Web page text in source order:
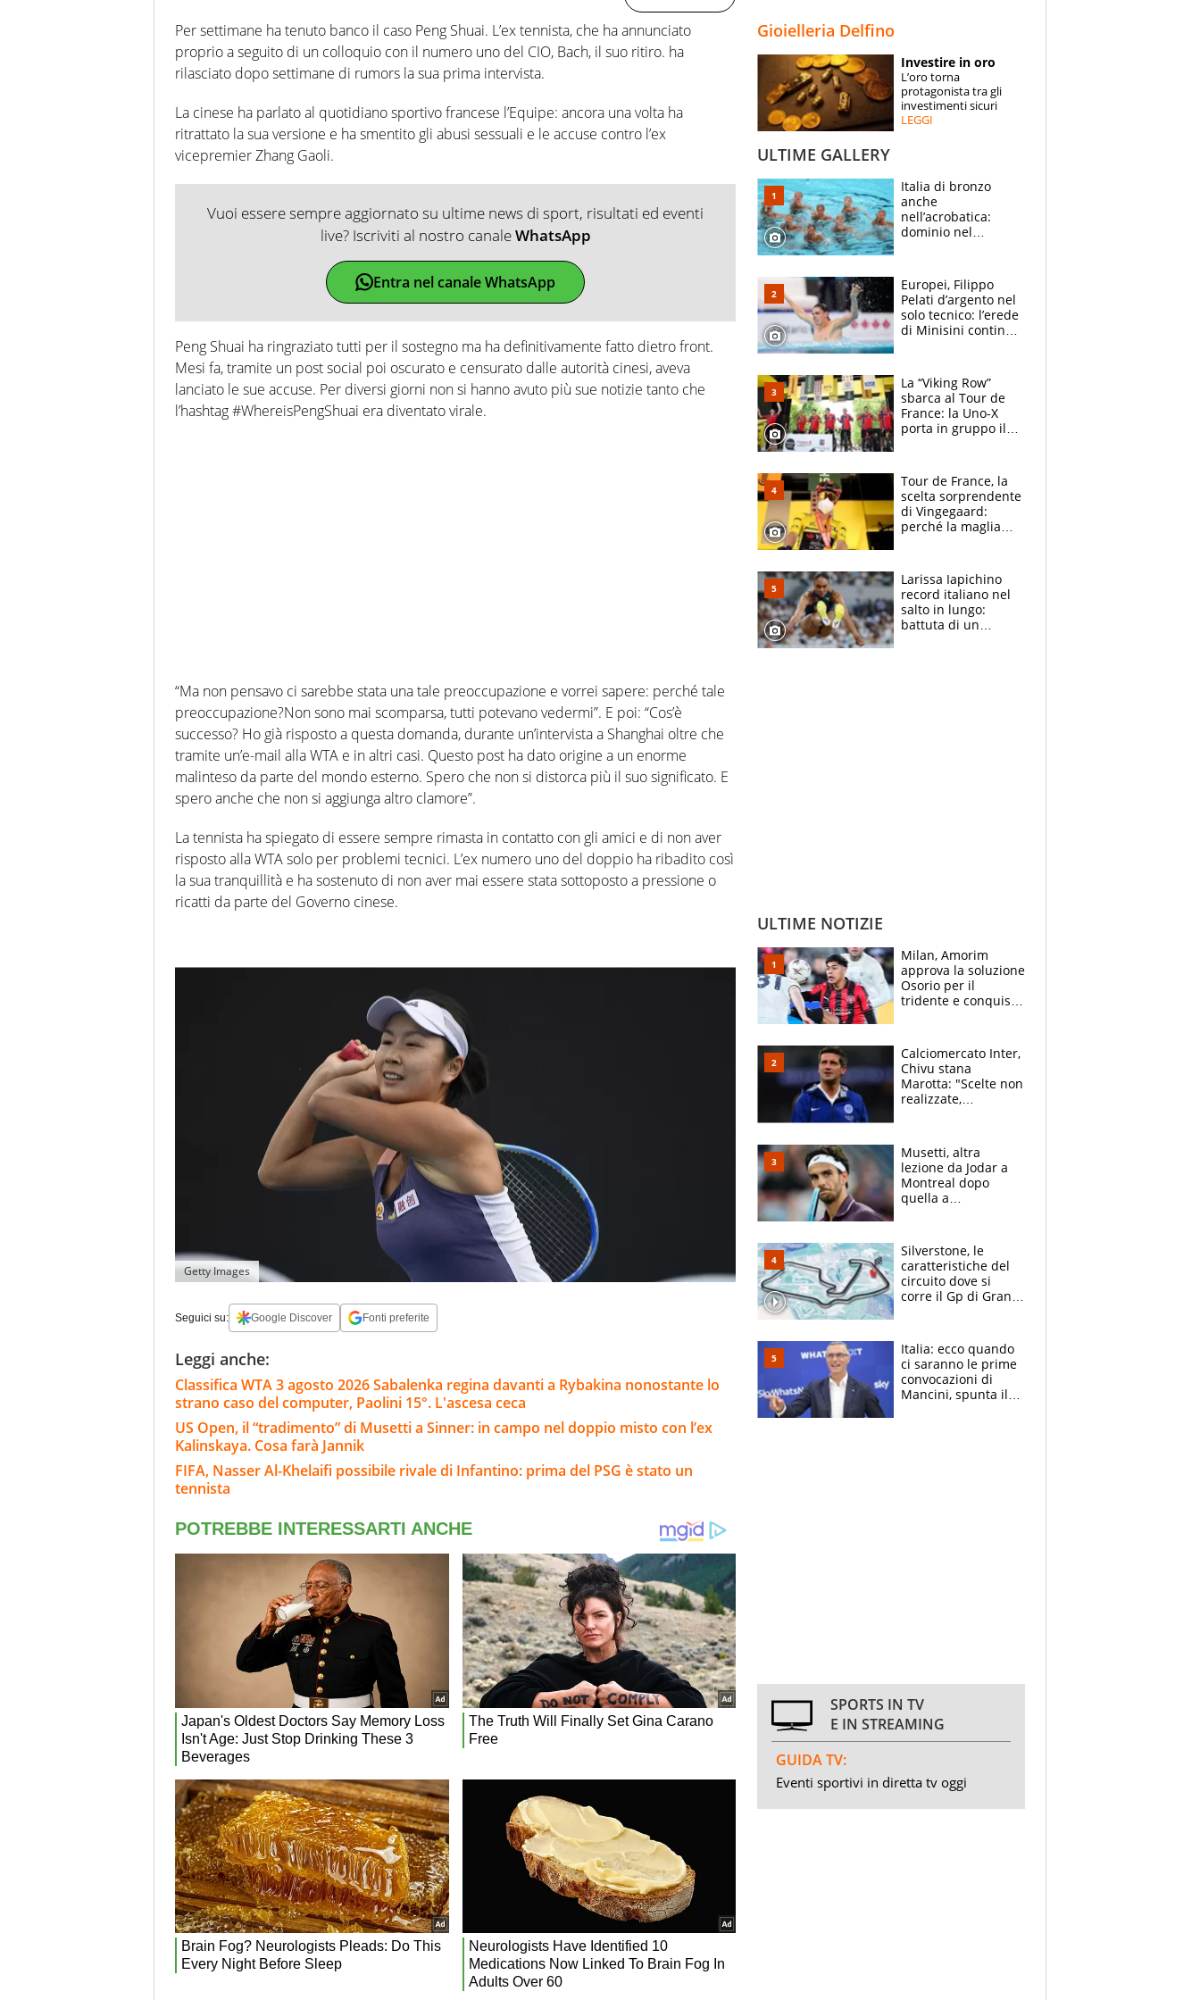
ESPERTI
CONTATTI
Per settimane ha tenuto banco il caso Peng Shuai. L’ex tennista, che ha annunciato
proprio a seguito di un colloquio con il numero uno del CIO, Bach, il suo ritiro. ha
rilasciato dopo settimane di rumors la sua prima intervista.
La cinese ha parlato al quotidiano sportivo francese l’Equipe: ancora una volta ha
ritrattato la sua versione e ha smentito gli abusi sessuali e le accuse contro l’ex
vicepremier Zhang Gaoli.
Vuoi essere sempre aggiornato su ultime news di sport, risultati ed eventi
live? Iscriviti al nostro canaleWhatsApp
Entra nel canale WhatsApp
Peng Shuai ha ringraziato tutti per il sostegno ma ha definitivamente fatto dietro front.
Mesi fa, tramite un post social poi oscurato e censurato dalle autorità cinesi, aveva
lanciato le sue accuse. Per diversi giorni non si hanno avuto più sue notizie tanto che
l’hashtag #WhereisPengShuai era diventato virale.
“Ma non pensavo ci sarebbe stata una tale preoccupazione e vorrei sapere: perché tale
preoccupazione?Non sono mai scomparsa, tutti potevano vedermi”. E poi: “Cos’è
successo? Ho già risposto a questa domanda, durante un’intervista a Shanghai oltre che
tramite un’e-mail alla WTA e in altri casi. Questo post ha dato origine a un enorme
malinteso da parte del mondo esterno. Spero che non si distorca più il suo significato. E
spero anche che non si aggiunga altro clamore”.
La tennista ha spiegato di essere sempre rimasta in contatto con gli amici e di non aver
risposto alla WTA solo per problemi tecnici. L’ex numero uno del doppio ha ribadito così
la sua tranquillità e ha sostenuto di non aver mai essere stata sottoposto a pressione o
ricatti da parte del Governo cinese.
Getty Images
Seguici su: Google Discover Fonti preferite
Leggi anche:
Classifica WTA 3 agosto 2026 Sabalenka regina davanti a Rybakina nonostante lo
strano caso del computer, Paolini 15°. L'ascesa ceca
US Open, il “tradimento” di Musetti a Sinner: in campo nel doppio misto con l’ex
Kalinskaya. Cosa farà Jannik
FIFA, Nasser Al-Khelaifi possibile rivale di Infantino: prima del PSG è stato un
tennista
Gioielleria Delfino
Investire in oro
L’oro torna
protagonista tra gli
investimenti sicuri
LEGGI
ULTIME GALLERY
Italia di bronzo
anche
nell’acrobatica:
dominio nel
e compagni
continuare
Europei, Filippo
Pelati d’argento nel
solo tecnico: l’erede
di Minisini continua
mirino
La “Viking Row”
sbarca al Tour de
France: la Uno-X
porta in gruppo il
compagni
Tour de France, la
scelta sorprendente
di Vingegaard:
perché la maglia
rischio da evitare
Larissa Iapichino
record italiano nel
salto in lungo:
battuta di un
ULTIME NOTIZIE
Milan, Amorim
approva la soluzione
Osorio per il
tridente e conquista
Allegri
Calciomercato Inter,
Chivu stana
Marotta: "Scelte non
realizzate,
squadra"
Musetti, altra
lezione da Jodar a
Montreal dopo
quella a
tutto"
Silverstone, le
caratteristiche del
circuito dove si
corre il Gp di Gran
Italia: ecco quando
ci saranno le prime
convocazioni di
Mancini, spunta il
SPORTS IN TV
E IN STREAMING
GUIDA TV:
Eventi sportivi in diretta tv oggi